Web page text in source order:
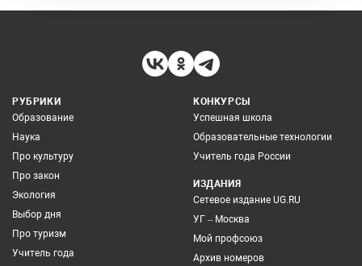
РУБРИКИ
Образование
Наука
Про культуру
Про закон
Экология
Выбор дня
Про туризм
Учитель года
КОНКУРСЫ
Успешная школа
Образовательные технологии
Учитель года России
ИЗДАНИЯ
Сетевое издание UG.RU
УГ – Москва
Мой профсоюз
Архив номеров